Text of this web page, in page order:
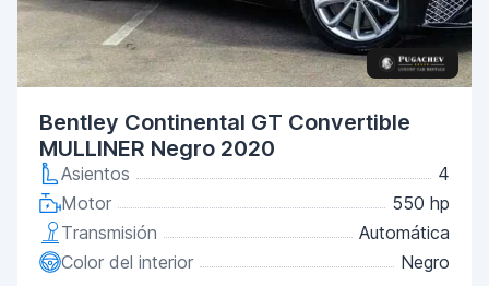
Bentley Continental GT Convertible
MULLINER Negro 2020
Asientos
4
Motor
550 hp
Transmisión
Automática
Color del interior
Negro